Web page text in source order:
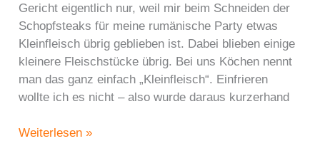
Gericht eigentlich nur, weil mir beim Schneiden der
Schopfsteaks für meine rumänische Party etwas
Kleinfleisch übrig geblieben ist. Dabei blieben einige
kleinere Fleischstücke übrig. Bei uns Köchen nennt
man das ganz einfach „Kleinfleisch“. Einfrieren
wollte ich es nicht – also wurde daraus kurzerhand
Geschnetzeltes
Weiterlesen »